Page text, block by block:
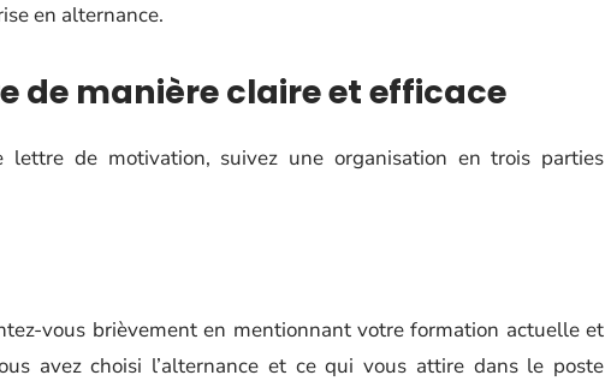
en alternance.
de manière claire et efficace
lettre de motivation, suivez une organisation en trois parties
vous brièvement en mentionnant votre formation actuelle et
avez choisi l’alternance et ce qui vous attire dans le poste